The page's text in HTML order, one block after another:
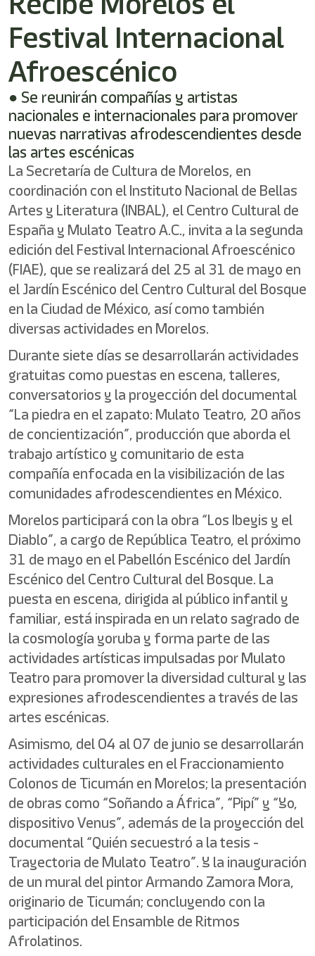
Festival Internacional
Afroescénico
● Se reunirán compañías y artistas
nacionales e internacionales para promover
nuevas narrativas afrodescendientes desde
las artes escénicas
La Secretaría de Cultura de Morelos, en
coordinación con el Instituto Nacional de Bellas
Artes y Literatura (INBAL), el Centro Cultural de
España y Mulato Teatro A.C., invita a la segunda
edición del Festival Internacional Afroescénico
(FIAE), que se realizará del 25 al 31 de mayo en
el Jardín Escénico del Centro Cultural del Bosque
en la Ciudad de México, así como también
diversas actividades en Morelos.
Durante siete días se desarrollarán actividades
gratuitas como puestas en escena, talleres,
conversatorios y la proyección del documental
“La piedra en el zapato: Mulato Teatro, 20 años
de concientización”, producción que aborda el
trabajo artístico y comunitario de esta
compañía enfocada en la visibilización de las
comunidades afrodescendientes en México.
Morelos participará con la obra “Los Ibeyis y el
Diablo”, a cargo de República Teatro, el próximo
31 de mayo en el Pabellón Escénico del Jardín
Escénico del Centro Cultural del Bosque. La
puesta en escena, dirigida al público infantil y
familiar, está inspirada en un relato sagrado de
la cosmología yoruba y forma parte de las
actividades artísticas impulsadas por Mulato
Teatro para promover la diversidad cultural y las
expresiones afrodescendientes a través de las
artes escénicas.
Asimismo, del 04 al 07 de junio se desarrollarán
actividades culturales en el Fraccionamiento
Colonos de Ticumán en Morelos; la presentación
de obras como “Soñando a África”, “Pipí” y “Yo,
dispositivo Venus”, además de la proyección del
documental “Quién secuestró a la tesis -
Trayectoria de Mulato Teatro”. Y la inauguración
de un mural del pintor Armando Zamora Mora,
originario de Ticumán; concluyendo con la
participación del Ensamble de Ritmos
Afrolatinos.